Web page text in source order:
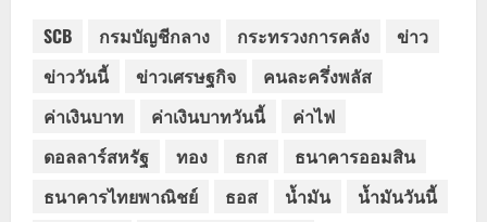
SCB กรมบัญชีกลาง กระทรวงการคลัง
ข่าว
ข่าววันนี้
ข่าวเศรษฐกิจ
คนละครึ่งพลัส
ค่าเงินบาท
ค่าเงินบาทวันนี้
ค่าไฟ
ดอลลาร์สหรัฐ
ทอง ธกส
ธนาคารออมสิน
ธนาคารไทยพาณิชย์
ธอส น้ำมัน
น้ำมันวันนี้